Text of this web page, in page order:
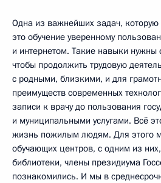
Одна из важнейших задач,
это обучение уверенному
и интернетом. Такие навыки нужны
чтобы продолжить трудовую
с родными, близкими, и для
преимуществ современных
записи к врачу до пользования
и муниципальными услугами. Всё
жизнь пожилым людям. Для этого
обучающих центров, с одним из
библиотеки, члены президиума
познакомились. И мы в